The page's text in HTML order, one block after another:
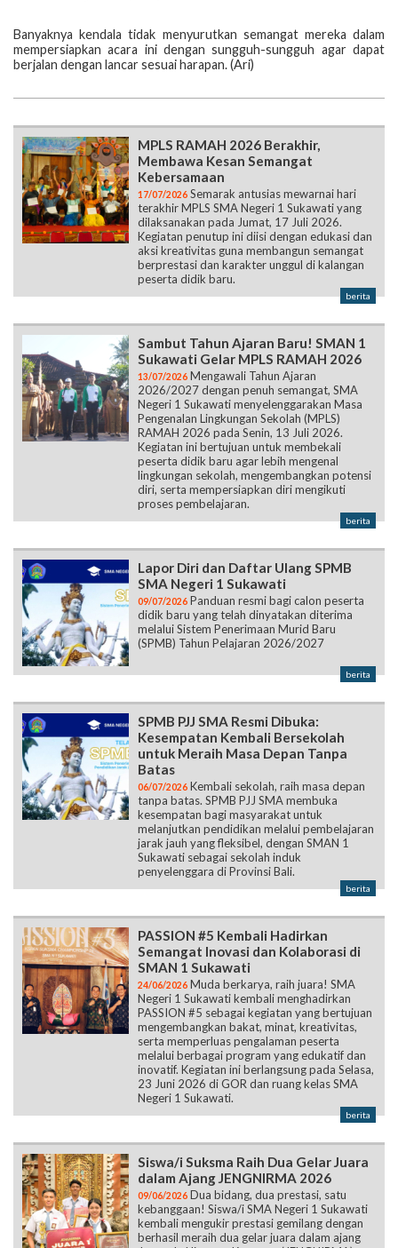
Banyaknya kendala tidak menyurutkan semangat mereka dalam
mempersiapkan acara ini dengan sungguh-sungguh agar dapat
berjalan dengan lancar sesuai harapan. (Ari)
MPLS RAMAH 2026 Berakhir,
Membawa Kesan Semangat
Kebersamaan
17/07/2026 Semarak antusias mewarnai hari
terakhir MPLS SMA Negeri 1 Sukawati yang
dilaksanakan pada Jumat, 17 Juli 2026.
Kegiatan penutup ini diisi dengan edukasi dan
aksi kreativitas guna membangun semangat
berprestasi dan karakter unggul di kalangan
peserta didik baru.
berita
Sambut Tahun Ajaran Baru! SMAN 1
Sukawati Gelar MPLS RAMAH 2026
13/07/2026 Mengawali Tahun Ajaran
2026/2027 dengan penuh semangat, SMA
Negeri 1 Sukawati menyelenggarakan Masa
Pengenalan Lingkungan Sekolah (MPLS)
RAMAH 2026 pada Senin, 13 Juli 2026.
Kegiatan ini bertujuan untuk membekali
peserta didik baru agar lebih mengenal
lingkungan sekolah, mengembangkan potensi
diri, serta mempersiapkan diri mengikuti
proses pembelajaran.
berita
Lapor Diri dan Daftar Ulang SPMB
SMA Negeri 1 Sukawati
09/07/2026 Panduan resmi bagi calon peserta
didik baru yang telah dinyatakan diterima
melalui Sistem Penerimaan Murid Baru
(SPMB) Tahun Pelajaran 2026/2027
berita
SPMB PJJ SMA Resmi Dibuka:
Kesempatan Kembali Bersekolah
untuk Meraih Masa Depan Tanpa
Batas
06/07/2026 Kembali sekolah, raih masa depan
tanpa batas. SPMB PJJ SMA membuka
kesempatan bagi masyarakat untuk
melanjutkan pendidikan melalui pembelajaran
jarak jauh yang fleksibel, dengan SMAN 1
Sukawati sebagai sekolah induk
penyelenggara di Provinsi Bali.
berita
PASSION #5 Kembali Hadirkan
Semangat Inovasi dan Kolaborasi di
SMAN 1 Sukawati
24/06/2026 Muda berkarya, raih juara! SMA
Negeri 1 Sukawati kembali menghadirkan
PASSION #5 sebagai kegiatan yang bertujuan
mengembangkan bakat, minat, kreativitas,
serta memperluas pengalaman peserta
melalui berbagai program yang edukatif dan
inovatif. Kegiatan ini berlangsung pada Selasa,
23 Juni 2026 di GOR dan ruang kelas SMA
Negeri 1 Sukawati.
berita
Siswa/i Suksma Raih Dua Gelar Juara
dalam Ajang JENGNIRMA 2026
09/06/2026 Dua bidang, dua prestasi, satu
kebanggaan! Siswa/i SMA Negeri 1 Sukawati
kembali mengukir prestasi gemilang dengan
berhasil meraih dua gelar juara dalam ajang